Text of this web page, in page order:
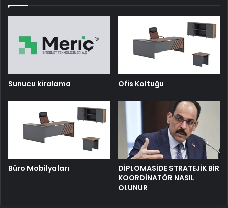
Sunucu kiralama Ofis Koltuğu
Büro Mobilyaları
DİPLOMASİDE STRATEJİK BİR
KOORDİNATÖR NASIL
OLUNUR